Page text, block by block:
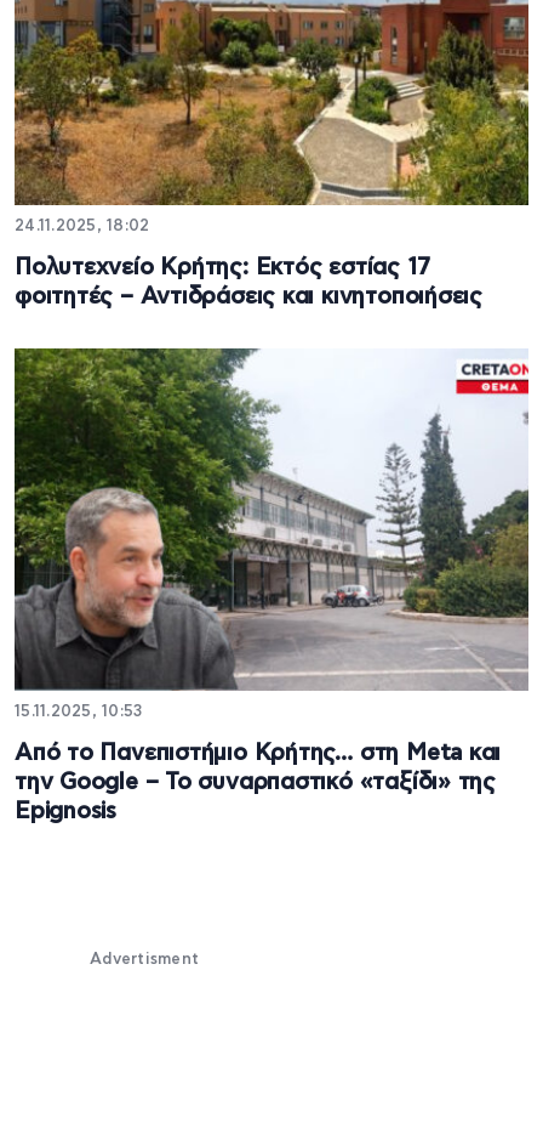
24.11.2025, 18:02
Πολυτεχνείο Κρήτης: Eκτός εστίας 17
φοιτητές – Αντιδράσεις και κινητοποιήσεις
15.11.2025, 10:53
Από το Πανεπιστήμιο Κρήτης… στη Meta και
την Google – Το συναρπαστικό «ταξίδι» της
Epignosis
Advertisment